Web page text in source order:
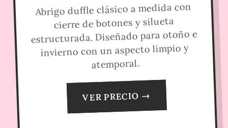
Abrigo duffle clásico a medida con
cierre de botones y silueta
estructurada. Diseñado para otoño e
invierno con un aspecto limpio y
atemporal.
VER PRECIO →